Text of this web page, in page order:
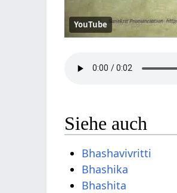
YouTube
Siehe auch
Bhashavivritti
Bhashika
Bhashita